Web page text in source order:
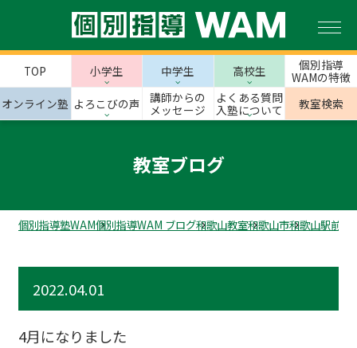
TOP 小学生 中学生 高校生
個別指導
WAMの特徴
オンライン塾 よろこびの声
講師からの
メッセージ
よくある質問
入塾について
教室検索
教室ブログ
個別指導塾WAM個別指導WAM ブログ和歌山教室和歌山市和歌山駅前校
2022.04.01
4月になりました